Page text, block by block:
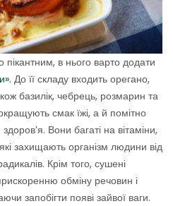
в нього варто додати
До її складу входить орегано,
базилік, чебрець, розмарин та
смак їжі, а й помітно
Вони багаті на вітаміни,
захищають організм людини від
Крім того, сушені
обміну речовин і
запобігти появі зайвої ваги.